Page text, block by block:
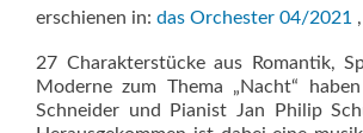
erschienen in: das Orchester 04/2021
27 Charakterstücke aus Romantik,
Moderne zum Thema „Nacht“
Schneider und Pianist Jan Philip